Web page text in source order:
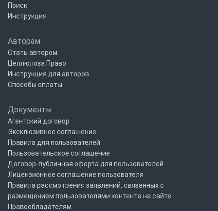
Поиск
Инструкция
Авторам
Стать автором
Целлюлоза Право
Инструкция для авторов
Способы оплаты
Документы
Агентский договор
Эксклюзивное соглашение
Правила для пользователей
Пользовательское соглашение
Договор-публичная оферта для пользователей
Лицензионное соглашение пользователя
Правила рассмотрения заявлений, связанных с
размещением пользователями контента на сайте
Правообладателям